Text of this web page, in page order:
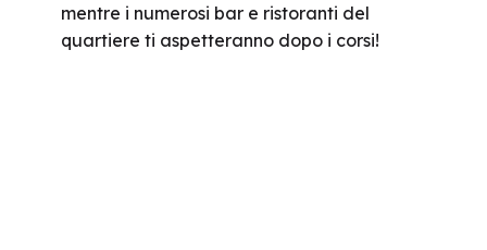
mentre i numerosi bar e ristoranti del
quartiere ti aspetteranno dopo i corsi!